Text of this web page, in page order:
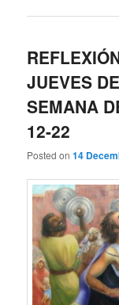
JUEVES
SEMANA
12-22
Posted on14